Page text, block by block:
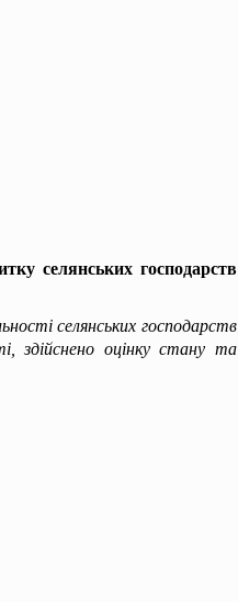
селянських господарств
селянських господарств
здійснено оцінку стану та